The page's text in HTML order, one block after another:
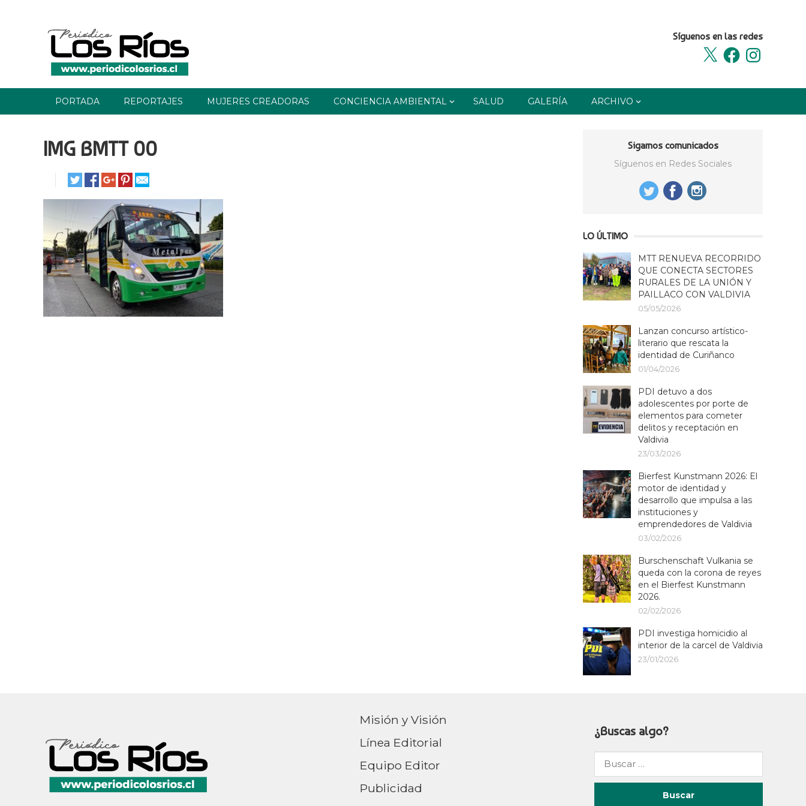
Síguenos en las redes
X
FacebookInstagram
PORTADA REPORTAJES MUJERES CREADORAS CONCIENCIA AMBIENTAL SALUD GALERÍA ARCHIVO
IMG BMTT 00 Sigamos comunicados
Síguenos en Redes Sociales
LO ÚLTIMO
MTT RENUEVA RECORRIDO
QUE CONECTA SECTORES
RURALES DE LA UNIÓN Y
PAILLACO CON VALDIVIA
05/05/2026
Lanzan concurso artístico-
literario que rescata la
identidad de Curiñanco
01/04/2026
PDI detuvo a dos
adolescentes por porte de
elementos para cometer
delitos y receptación en
Valdivia
23/03/2026
Bierfest Kunstmann 2026: El
motor de identidad y
desarrollo que impulsa a las
instituciones y
emprendedores de Valdivia
03/02/2026
Burschenschaft Vulkania se
queda con la corona de reyes
en el Bierfest Kunstmann
2026.
02/02/2026
PDI investiga homicidio al
interior de la carcel de Valdivia
23/01/2026
Misión y Visión
Línea Editorial
Equipo Editor
Publicidad
¿Buscas algo?
Buscar
por: